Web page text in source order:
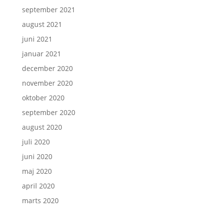
september 2021
august 2021
juni 2021
januar 2021
december 2020
november 2020
oktober 2020
september 2020
august 2020
juli 2020
juni 2020
maj 2020
april 2020
marts 2020